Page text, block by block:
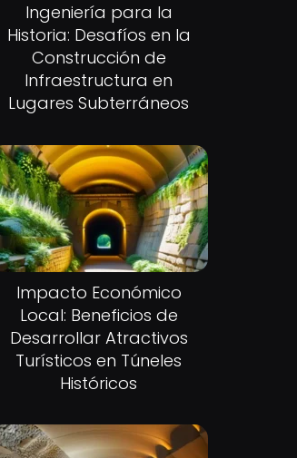
Ingeniería para la
Historia: Desafíos en la
Construcción de
Infraestructura en
Lugares Subterráneos
Impacto Económico
Local: Beneficios de
Desarrollar Atractivos
Turísticos en Túneles
Históricos